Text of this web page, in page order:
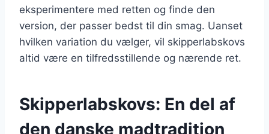
eksperimentere med retten og finde den
version, der passer bedst til din smag. Uanset
hvilken variation du vælger, vil skipperlabskovs
altid være en tilfredsstillende og nærende ret.
Skipperlabskovs: En del af
den danske madtradition